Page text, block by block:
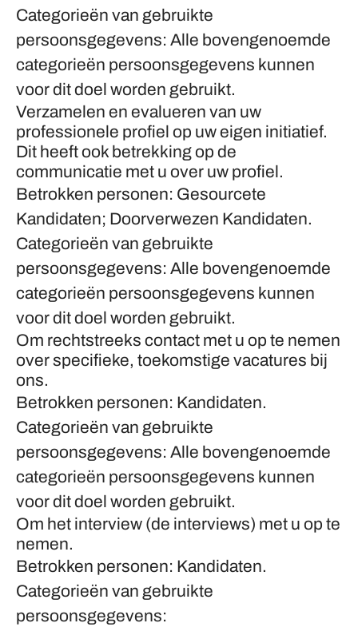
Categorieën van gebruikte
persoonsgegevens: Alle bovengenoemde
categorieën persoonsgegevens kunnen
voor dit doel worden gebruikt.
Verzamelen en evalueren van uw
professionele profiel op uw eigen initiatief.
Dit heeft ook betrekking op de
communicatie met u over uw profiel.
Betrokken personen: Gesourcete
Kandidaten; Doorverwezen Kandidaten.
Categorieën van gebruikte
persoonsgegevens: Alle bovengenoemde
categorieën persoonsgegevens kunnen
voor dit doel worden gebruikt.
Om rechtstreeks contact met u op te nemen
over specifieke, toekomstige vacatures bij
ons.
Betrokken personen: Kandidaten.
Categorieën van gebruikte
persoonsgegevens: Alle bovengenoemde
categorieën persoonsgegevens kunnen
voor dit doel worden gebruikt.
Om het interview (de interviews) met u op te
nemen.
Betrokken personen: Kandidaten.
Categorieën van gebruikte
persoonsgegevens: